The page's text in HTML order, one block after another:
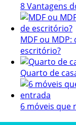
8 Vantagens
MDF ou
escritório?
Quarto de
6 móveis que